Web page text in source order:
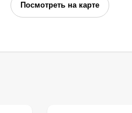
Посмотреть на карте